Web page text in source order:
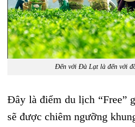
Đến với Đà Lạt là đến với
Đây là điểm du lịch “Free”
sẽ được chiêm ngưỡng